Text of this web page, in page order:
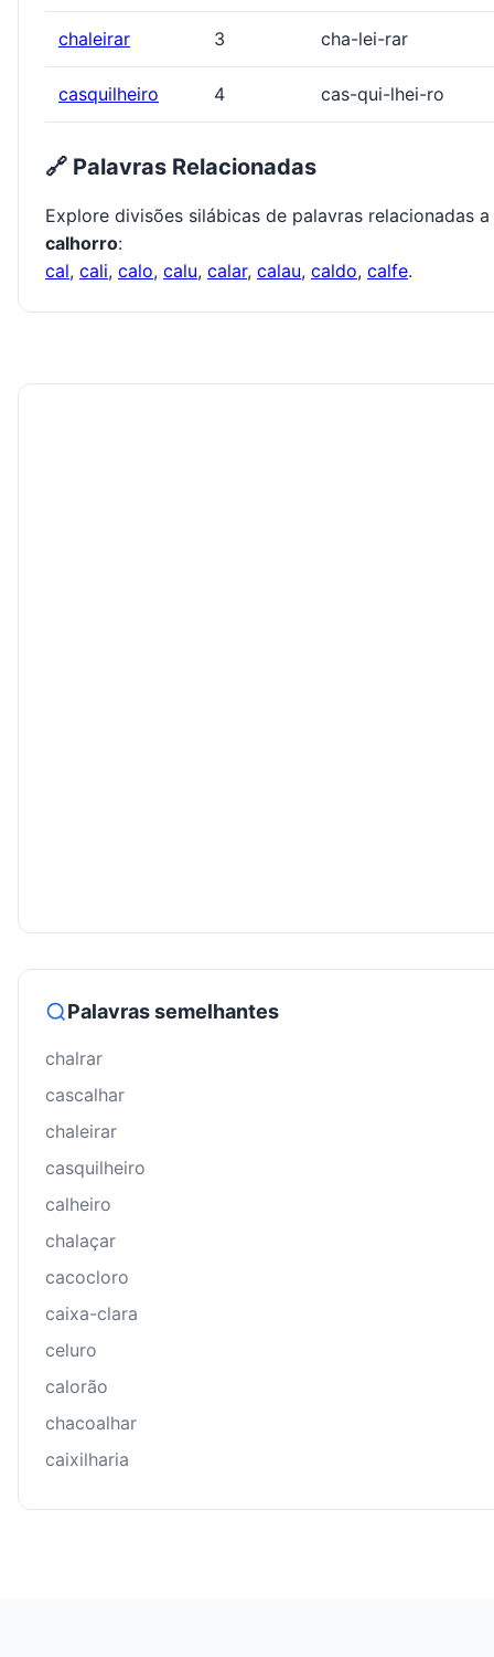
chaleirar 3 cha-lei-rar
casquilheiro 4 cas-qui-lhei-ro
🔗 Palavras Relacionadas
Explore divisões silábicas de palavras relacionadas a
calhorro:
cal, cali, calo, calu, calar, calau, caldo, calfe.
Palavras semelhantes
chalrar
cascalhar
chaleirar
casquilheiro
calheiro
chalaçar
cacocloro
caixa-clara
celuro
calorão
chacoalhar
caixilharia